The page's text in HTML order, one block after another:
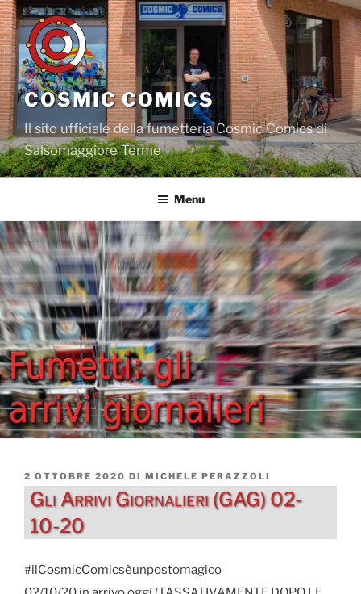
Salta
al
contenuto
COSMIC COMICS
Il sito ufficiale della fumetteria Cosmic Comics di
Salsomaggiore Terme
Menu
PUBBLICATO
IL
2 OTTOBRE 2020 DI MICHELE PERAZZOLI
Gli Arrivi Giornalieri (GAG) 02-
10-20
#ilCosmicComicsèunpostomagico